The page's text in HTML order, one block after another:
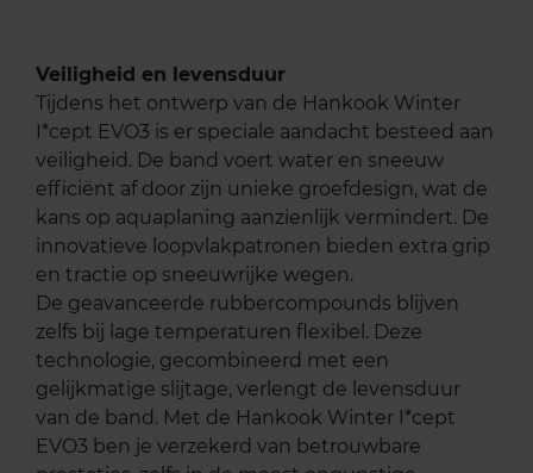
Veiligheid en levensduur
Tijdens het ontwerp van de Hankook Winter
I*cept EVO3 is er speciale aandacht besteed aan
veiligheid. De band voert water en sneeuw
efficiënt af door zijn unieke groefdesign, wat de
kans op aquaplaning aanzienlijk vermindert. De
innovatieve loopvlakpatronen bieden extra grip
en tractie op sneeuwrijke wegen.
De geavanceerde rubbercompounds blijven
zelfs bij lage temperaturen flexibel. Deze
technologie, gecombineerd met een
gelijkmatige slijtage, verlengt de levensduur
van de band. Met de Hankook Winter I*cept
EVO3 ben je verzekerd van betrouwbare